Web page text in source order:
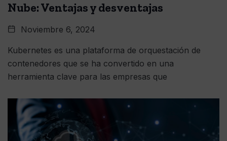
Nube: Ventajas y desventajas
Noviembre 6, 2024
Kubernetes es una plataforma de orquestación de
contenedores que se ha convertido en una
herramienta clave para las empresas que